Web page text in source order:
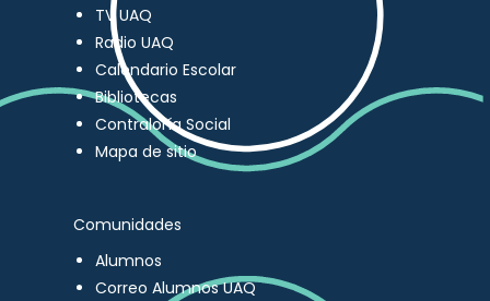
TV UAQ
Radio UAQ
Calendario Escolar
Bibliotecas
Contraloría Social
Mapa de sitio
Comunidades
Alumnos
Correo Alumnos UAQ